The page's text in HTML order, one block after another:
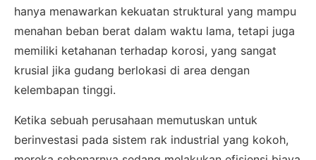
hanya menawarkan kekuatan struktural yang mampu
menahan beban berat dalam waktu lama, tetapi juga
memiliki ketahanan terhadap korosi, yang sangat
krusial jika gudang berlokasi di area dengan
kelembapan tinggi.
Ketika sebuah perusahaan memutuskan untuk
berinvestasi pada sistem rak industrial yang kokoh,